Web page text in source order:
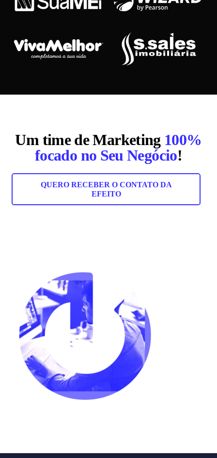
Um time de Marketing 100%
focado no Seu Negócio!
QUERO RECEBER O CONTATO DA
EFEITO